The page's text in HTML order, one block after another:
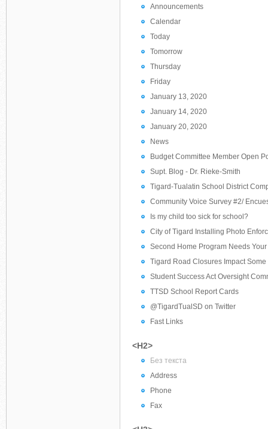
Announcements
Calendar
Today
Tomorrow
Thursday
Friday
January 13, 2020
January 14, 2020
January 20, 2020
News
Budget Committee Member Open
Supt. Blog - Dr. Rieke-Smith
Tigard-Tualatin School District
Community Voice Survey #2/
Is my child too sick for school?
City of Tigard Installing Photo
Second Home Program Needs
Tigard Road Closures Impact
Student Success Act Oversight
TTSD School Report Cards
@TigardTualSD on Twitter
Fast Links
<H2>
Без текста
Address
Phone
Fax